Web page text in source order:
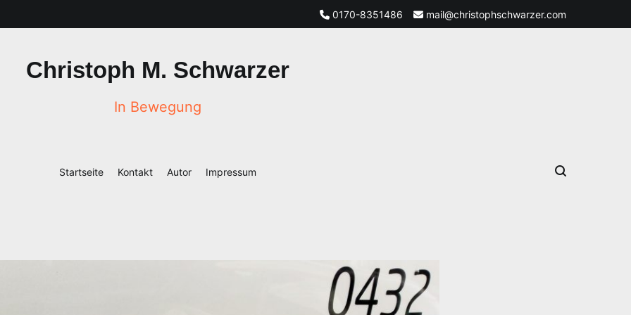
0170-8351486 mail@christophschwarzer.com
Christoph M. Schwarzer
In Bewegung
Startseite Kontakt Autor Impressum